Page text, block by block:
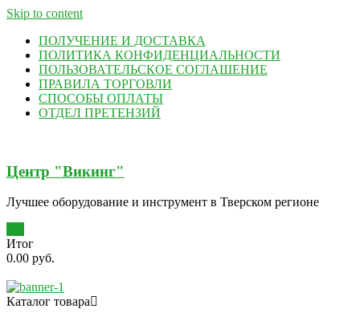
Skip to content
ПОЛУЧЕНИЕ И ДОСТАВКА
ПОЛИТИКА КОНФИДЕНЦИАЛЬНОСТИ
ПОЛЬЗОВАТЕЛЬСКОЕ СОГЛАШЕНИЕ
ПРАВИЛА ТОРГОВЛИ
СПОСОБЫ ОПЛАТЫ
ОТДЕЛ ПРЕТЕНЗИЙ
Центр "Викинг"
Лучшее оборудование и инструмент в Тверском регионе
Итог
0.00 руб.
Каталог товара